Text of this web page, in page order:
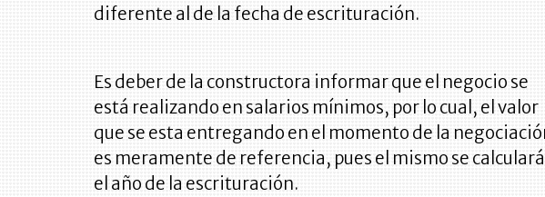
diferente al de la fecha de escrituración.
Es deber de la constructora informar que el negocio se
está realizando en salarios mínimos, por lo cual, el valor
que se esta entregando en el momento de la
es meramente de referencia, pues el mismo se calculará
el año de la escrituración.